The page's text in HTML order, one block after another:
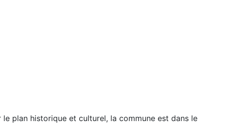
plan historique et culturel, la commune est dans le